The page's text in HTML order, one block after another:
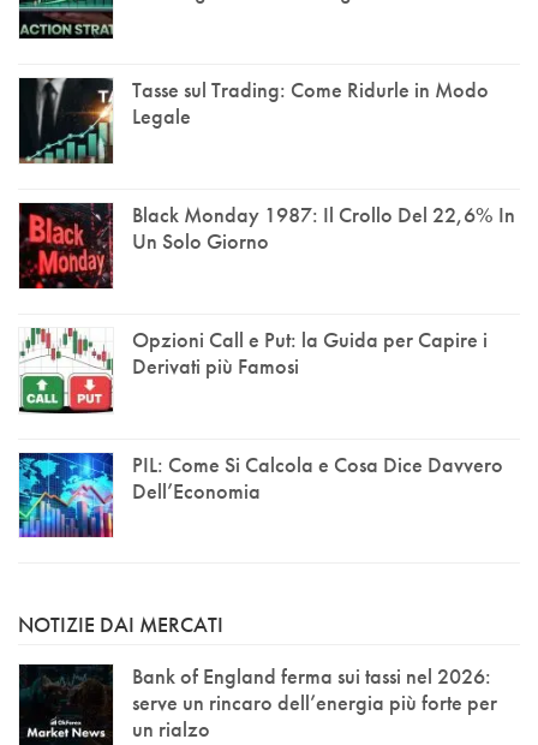
Tasse sul Trading: Come Ridurle in Modo
Legale
Black Monday 1987: Il Crollo Del 22,6% In
Un Solo Giorno
Opzioni Call e Put: la Guida per Capire i
Derivati più Famosi
PIL: Come Si Calcola e Cosa Dice Davvero
Dell’Economia
NOTIZIE DAI MERCATI
Bank of England ferma sui tassi nel 2026:
serve un rincaro dell’energia più forte per
un rialzo